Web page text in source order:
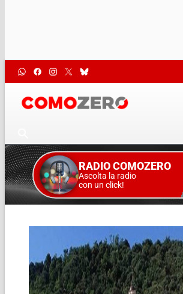
RADIO COMOZERO
Ascolta la radio
con un click!